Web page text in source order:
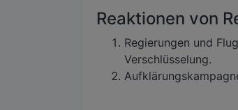
Reaktionen von
Regierungen und
Verschlüsselung.